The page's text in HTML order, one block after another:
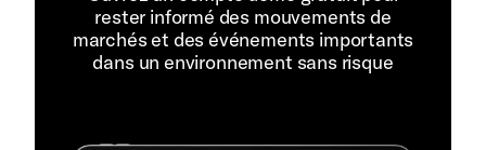
rester informé des mouvements de
marchés et des événements importants
dans un environnement sans risque